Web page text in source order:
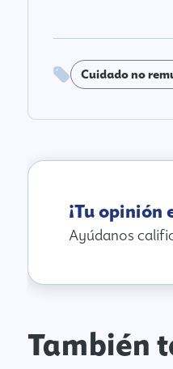
Cuidado no
¡Tu
Ayúdanos
También